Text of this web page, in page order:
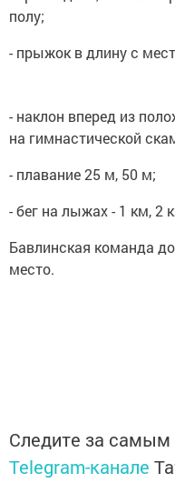
полу;
- прыжок в длину с
- наклон вперед из
на гимнастической
- плавание 25 м, 50 м;
- бег на лыжах - 1 км, 2
Бавлинская команда
место.
Следите за
Telegram-канале